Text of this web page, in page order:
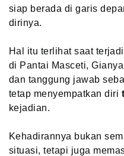
siap berada di garis
dirinya.
Hal itu terlihat saat
di Pantai Masceti,
dan tanggung jawab
tetap menyempatkan diri
kejadian.
Kehadirannya bukan
situasi, tetapi juga